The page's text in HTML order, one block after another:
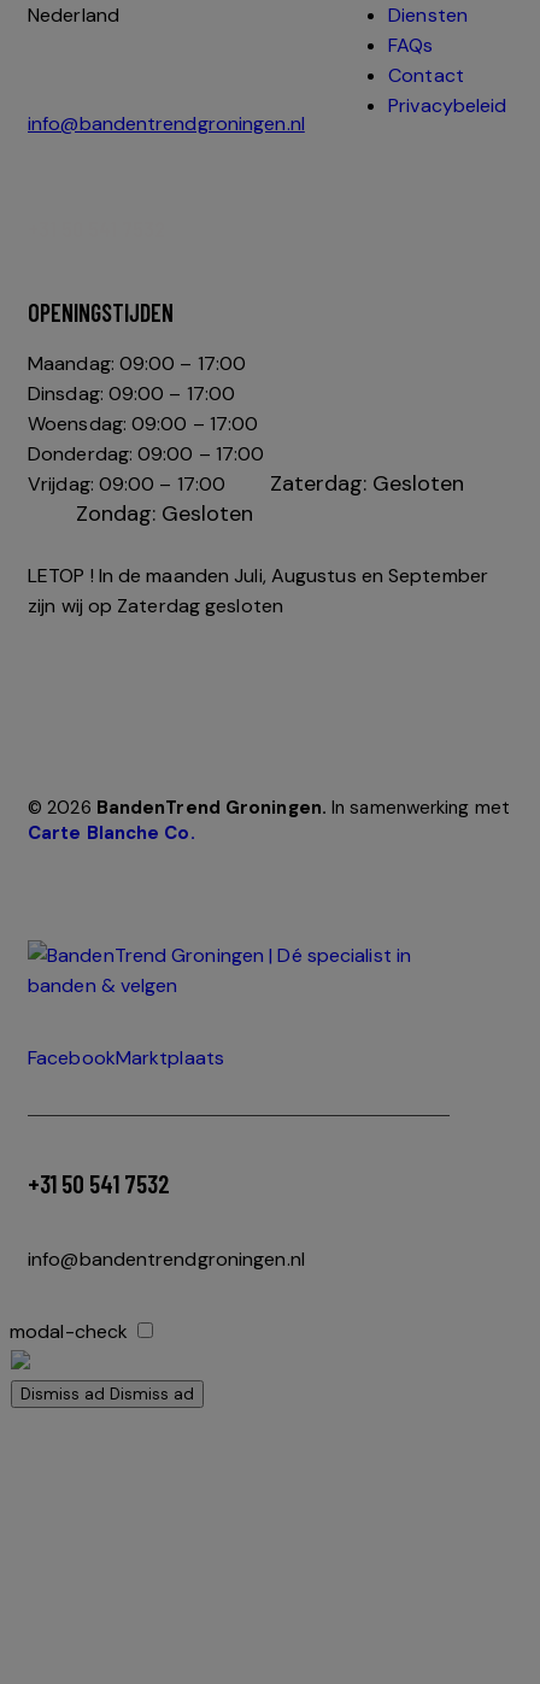
Nederland
info@bandentrendgroningen.nl
Diensten
FAQs
Contact
Privacybeleid
OPENINGSTIJDEN
Maandag: 09:00 – 17:00
Dinsdag: 09:00 – 17:00
Woensdag: 09:00 – 17:00
Donderdag: 09:00 – 17:00
Vrijdag: 09:00 – 17:00 Zaterdag: Gesloten
Zondag: Gesloten
LETOP ! In de maanden Juli, Augustus en September
zijn wij op Zaterdag gesloten
© 2026 BandenTrend Groningen. In samenwerking met
Carte Blanche Co.
FacebookMarktplaats
+31 50 541 7532
info@bandentrendgroningen.nl
modal-check
Dismiss ad Dismiss ad